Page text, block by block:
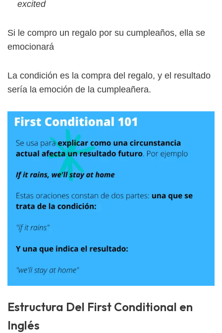
excited
Si le compro un regalo por su cumpleaños, ella se
emocionará
La condición es la compra del regalo, y el resultado
sería la emoción de la cumpleañera.
Estructura Del First Conditional en
Inglés